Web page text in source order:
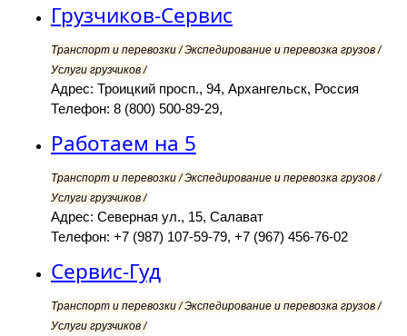
Грузчиков-Сервис
Транспорт и перевозки / Экспедирование и перевозка грузов /
Услуги грузчиков /
Адрес: Троицкий просп., 94, Архангельск, Россия
Телефон: 8 (800) 500-89-29,
Работаем на 5
Транспорт и перевозки / Экспедирование и перевозка грузов /
Услуги грузчиков /
Адрес: Северная ул., 15, Салават
Телефон: +7 (987) 107-59-79, +7 (967) 456-76-02
Сервис-Гуд
Транспорт и перевозки / Экспедирование и перевозка грузов /
Услуги грузчиков /